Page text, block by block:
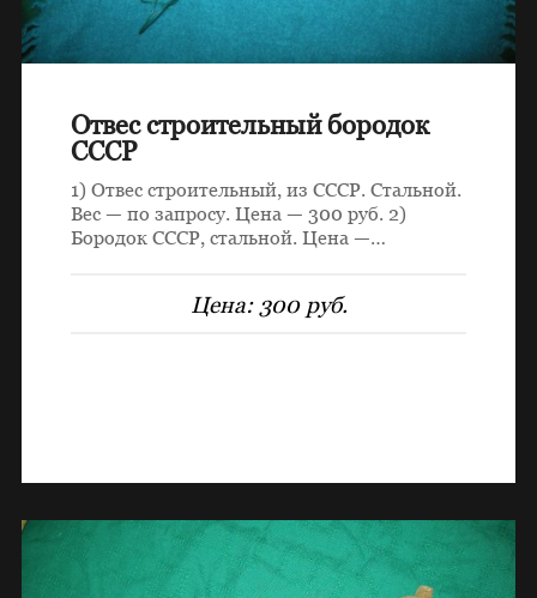
Отвес строительный бородок
СССР
1) Отвес строительный, из СССР. Стальной.
Вес — по запросу. Цена — 300 руб. 2)
Бородок СССР, стальной. Цена —…
Цена: 300 руб.